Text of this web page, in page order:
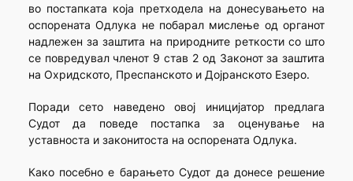
во постапката која претходела на донесувањето на
оспорената Одлука не побарал мислење од органот
надлежен за заштита на природните реткости со што
се повредувал членот 9 став 2 од Законот за заштита
на Охридското, Преспанското и Дојранското Езеро.
Поради сето наведено овој иницијатор предлага
Судот да поведе постапка за оценување на
уставноста и законитоста на оспорената Одлука.
Како посебно е барањето Судот да донесе решение